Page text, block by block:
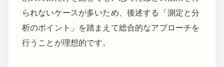
られないケースが多いため、後述する「測定と分
析のポイント」を踏まえて総合的なアプローチを
行うことが理想的です。